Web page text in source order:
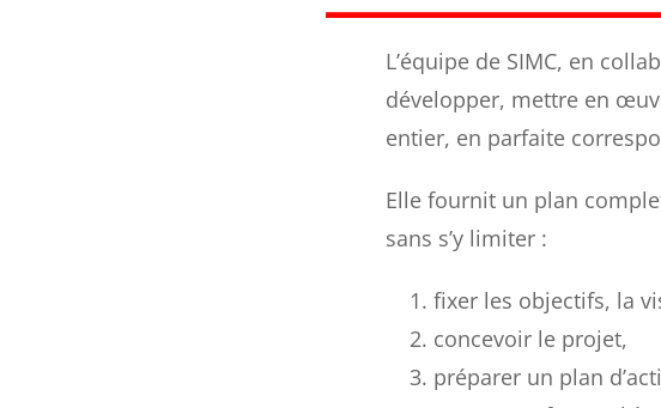
L’équipe de SIMC, en
développer, mettre en
entier, en parfaite
Elle fournit un plan
sans s’y limiter :
fixer les objectifs, la
concevoir le projet,
préparer un plan